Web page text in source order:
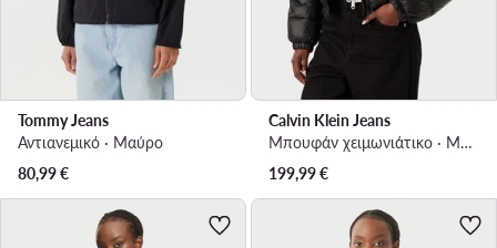
Tommy Jeans
Αντιανεμικό · Μαύρο
80,99€
Calvin Klein Jeans
Μπουφάν χειμωνιάτικο · Μαύρο
199,99€